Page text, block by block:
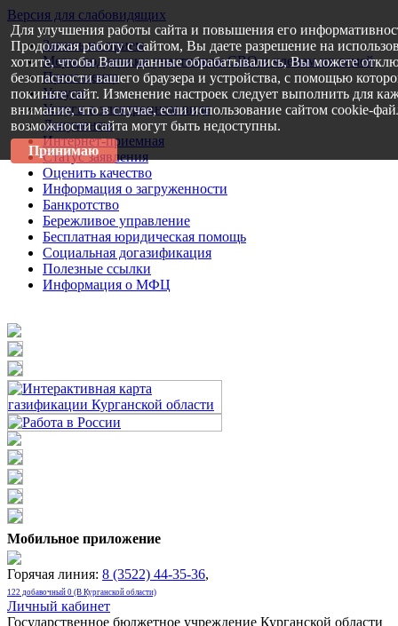
Версия для слабовидящих
Запись на прием
Меры поддержки участникам СВО и членам их семей
Пресс-центр
Услуги
Услуги в электронном виде
Документы
Интернет-приемная
Статус заявления
Оценить качество
Информация о загруженности
Банкротство
Бережливое управление
Бесплатная юридическая помощь
Социальная догазификация
Полезные ссылки
Информация о МФЦ
Мобильное приложение
Горячая линия: 8 (3522) 44-35-36,
122 добавочный 0 (В Курганской области)
Личный кабинет
Государственное бюджетное учреждение Курганской области
Для улучшения работы сайта и повышения его
Продолжая работу с сайтом, Вы даете разрешение на
хотите, чтобы Ваши данные обрабатывались, Вы можете
безопасности вашего браузера и устройства, с помощью
покиньте сайт. Изменение настроек следует выполнить для
внимание, что в случае, если использование сайтом cookie-
возможности сайта могут быть недоступны.
Принимаю